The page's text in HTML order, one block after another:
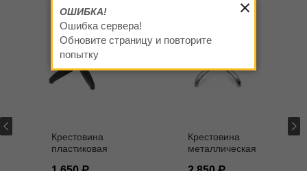
Крестовина
пластиковая
Крестовина
металлическая
ОШИБКА!
Ошибка сервера!
Обновите страницу и повторите
попытку